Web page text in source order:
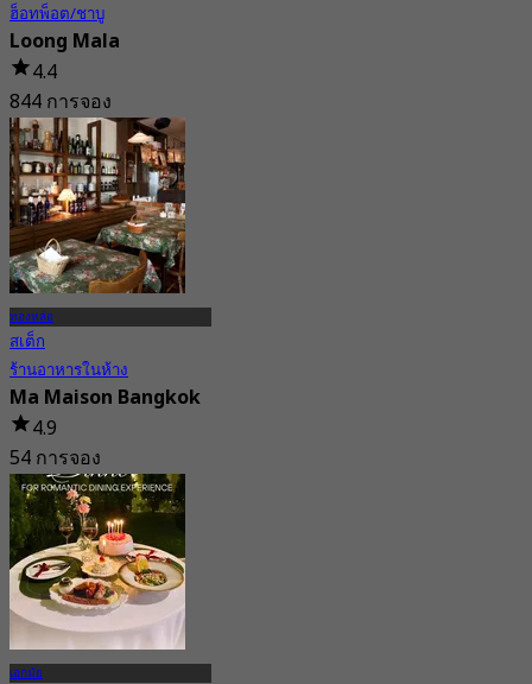
ฮ็อทพ็อต/ชาบู
Loong Mala
4.4
844 การจอง
จาก฿ 522.5
ทองหล่อ
สเต็ก
ร้านอาหารในห้าง
Ma Maison Bangkok
4.9
54 การจอง
จาก฿ 495
เอกมัย